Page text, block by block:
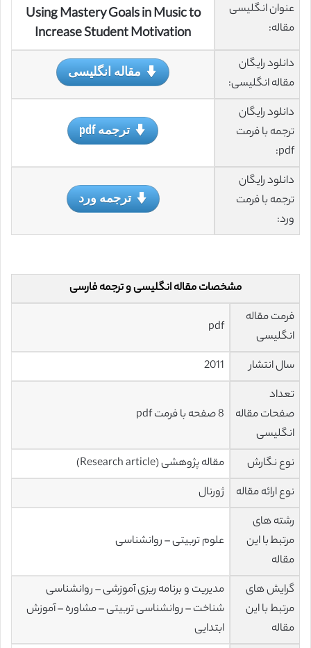
عنوان انگلیسی
مقاله:
Using Mastery Goals in Music to
Increase Student Motivation
دانلود رایگان
مقاله انگلیسی:
مقاله انگلیسی
دانلود رایگان
ترجمه با فرمت
pdf:
ترجمه pdf
دانلود رایگان
ترجمه با فرمت
ورد:
ترجمه ورد
مشخصات مقاله انگلیسی و ترجمه فارسی
فرمت مقاله
انگلیسی
pdf
سال انتشار
2011
تعداد
صفحات مقاله
انگلیسی
8 صفحه با فرمت pdf
نوع نگارش
مقاله پژوهشی (Research article)
نوع ارائه مقاله
ژورنال
رشته های
مرتبط با این
مقاله
علوم تربیتی – روانشناسی
گرایش های
مرتبط با این
مقاله
مدیریت و برنامه ریزی آموزشی – روانشناسی
شناخت – روانشناسی تربیتی – مشاوره – آموزش
ابتدایی